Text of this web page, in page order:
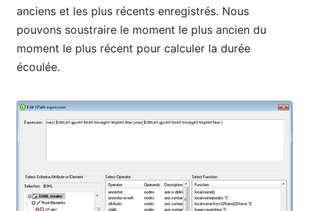
anciens et les plus récents enregistrés. Nous
pouvons soustraire le moment le plus ancien du
moment le plus récent pour calculer la durée
écoulée.